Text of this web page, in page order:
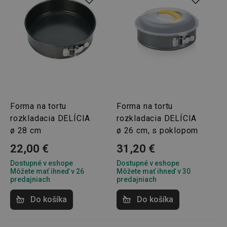
Forma na tortu
rozkladacia DELÍCIA
ø 28 cm
22,00 €
Dostupné v eshope
Môžete mať ihneď v 26
predajniach
Do košíka
Forma na tortu
rozkladacia DELÍCIA
ø 26 cm, s poklopom
31,20 €
Dostupné v eshope
Môžete mať ihneď v 30
predajniach
Do košíka